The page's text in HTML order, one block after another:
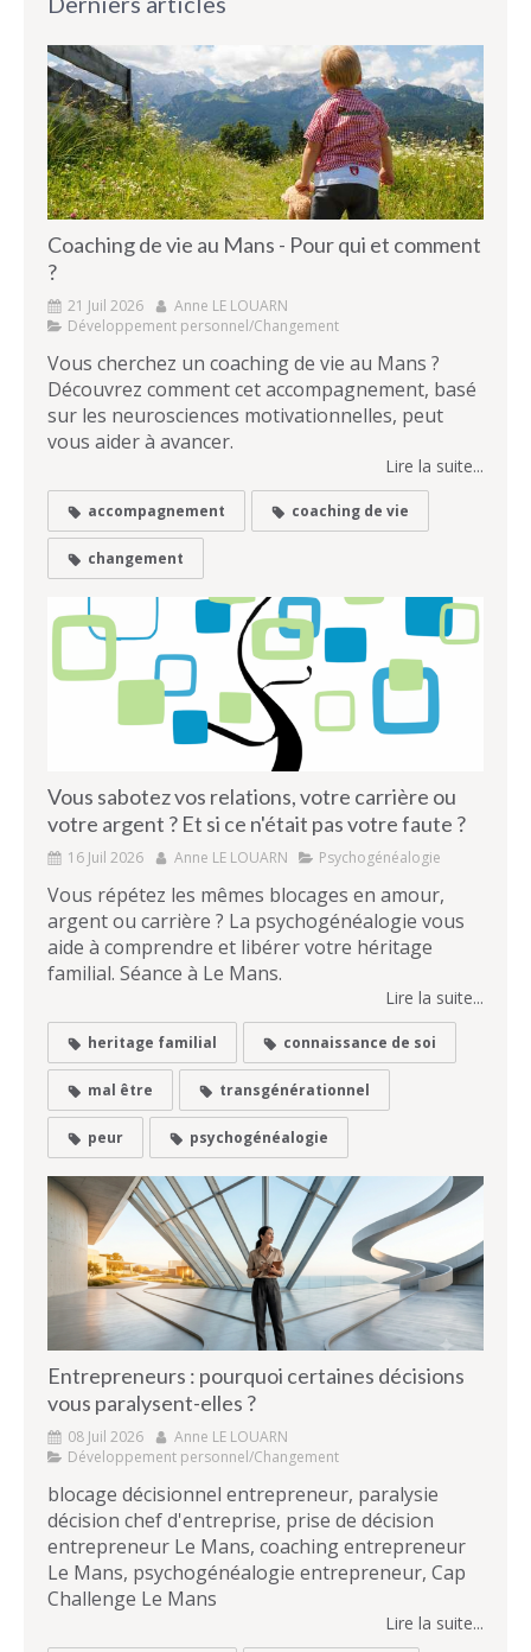
Coaching de vie au Mans - Pour qui et comment
?
21 Juil 2026
Anne LE LOUARN
Développement personnel/Changement
Vous cherchez un coaching de vie au Mans ?
Découvrez comment cet accompagnement, basé
sur les neurosciences motivationnelles, peut
vous aider à avancer.
Lire la suite...
accompagnement coaching de vie
changement
Vous sabotez vos relations, votre carrière ou
votre argent ? Et si ce n'était pas votre faute ?
16 Juil 2026 Anne LE LOUARN Psychogénéalogie
Vous répétez les mêmes blocages en amour,
argent ou carrière ? La psychogénéalogie vous
aide à comprendre et libérer votre héritage
familial. Séance à Le Mans.
Lire la suite...
heritage familial connaissance de soi
mal être transgénérationnel
peur psychogénéalogie
Entrepreneurs : pourquoi certaines décisions
vous paralysent-elles ?
08 Juil 2026
Anne LE LOUARN
Développement personnel/Changement
blocage décisionnel entrepreneur, paralysie
décision chef d'entreprise, prise de décision
entrepreneur Le Mans, coaching entrepreneur
Le Mans, psychogénéalogie entrepreneur, Cap
Challenge Le Mans
Lire la suite...